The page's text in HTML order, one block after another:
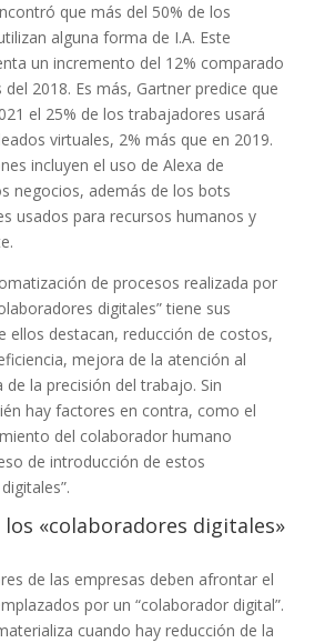
que más del 50% de los
alguna forma de I.A. Este
un incremento del 12% comparado
2018. Es más, Gartner predice que
el 25% de los trabajadores usará
virtuales, 2% más que en 2019.
incluyen el uso de Alexa de
negocios, además de los bots
usados para recursos humanos y
de procesos realizada por
digitales” tiene sus
ellos destacan, reducción de costos,
mejora de la atención al
la precisión del trabajo. Sin
hay factores en contra, como el
del colaborador humano
de introducción de estos
«colaboradores digitales»
de las empresas deben afrontar el
por un “colaborador digital”.
cuando hay reducción de la